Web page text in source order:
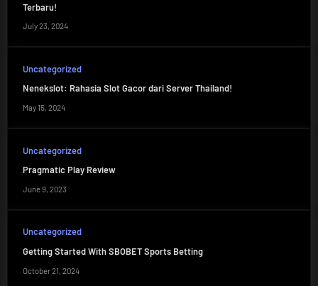
Terbaru!
July 23, 2024
Uncategorized
Nenekslot: Rahasia Slot Gacor dari Server Thailand!
May 15, 2024
Uncategorized
Pragmatic Play Review
June 9, 2023
Uncategorized
Getting Started With SBOBET Sports Betting
October 21, 2024